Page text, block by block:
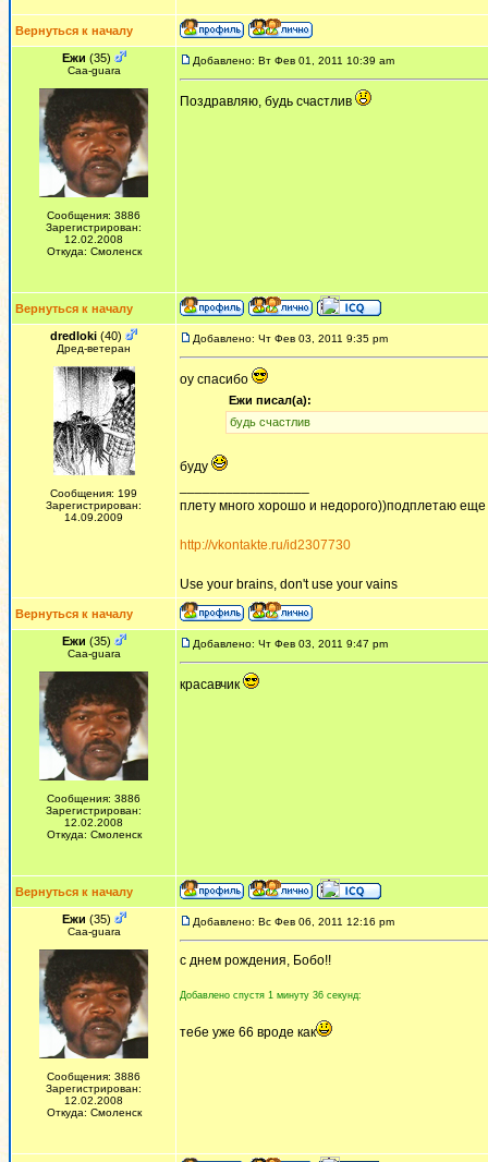
Вернуться к началу
Ежи (35)
Сaa-guara
Сообщения: 3886
Зарегистрирован:
12.02.2008
Откуда: Смоленск
Добавлено: Вт Фев 01, 2011 10:39 am
Поздравляю, будь счастлив
Вернуться к началу
dredloki (40)
Дред-ветеран
Сообщения: 199
Зарегистрирован:
14.09.2009
Добавлено: Чт Фев 03, 2011 9:35 pm
оу спасибо
Ежи писал(а):
будь счастлив
буду
плету много хорошо и недорого))подплетаю
http://vkontakte.ru/id2307730
Use your brains, don't use your vains
Вернуться к началу
Ежи (35)
Сaa-guara
Сообщения: 3886
Зарегистрирован:
12.02.2008
Откуда: Смоленск
Добавлено: Чт Фев 03, 2011 9:47 pm
красавчик
Вернуться к началу
Ежи (35)
Сaa-guara
Сообщения: 3886
Зарегистрирован:
12.02.2008
Откуда: Смоленск
Добавлено: Вс Фев 06, 2011 12:16 pm
с днем рождения, Бобо!!
Добавлено спустя 1 минуту 36 секунд:
тебе уже 66 вроде как